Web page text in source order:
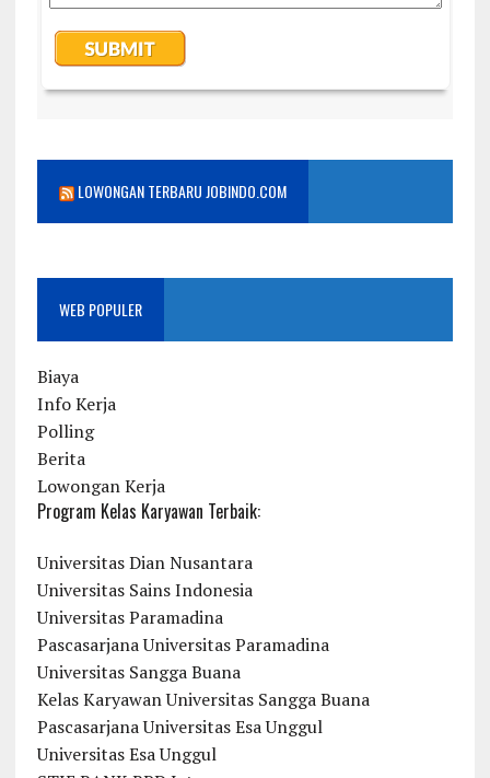
LOWONGAN TERBARU JOBINDO.COM
WEB POPULER
Biaya
Info Kerja
Polling
Berita
Lowongan Kerja
Program Kelas Karyawan Terbaik:
Universitas Dian Nusantara
Universitas Sains Indonesia
Universitas Paramadina
Pascasarjana Universitas Paramadina
Universitas Sangga Buana
Kelas Karyawan Universitas Sangga Buana
Pascasarjana Universitas Esa Unggul
Universitas Esa Unggul